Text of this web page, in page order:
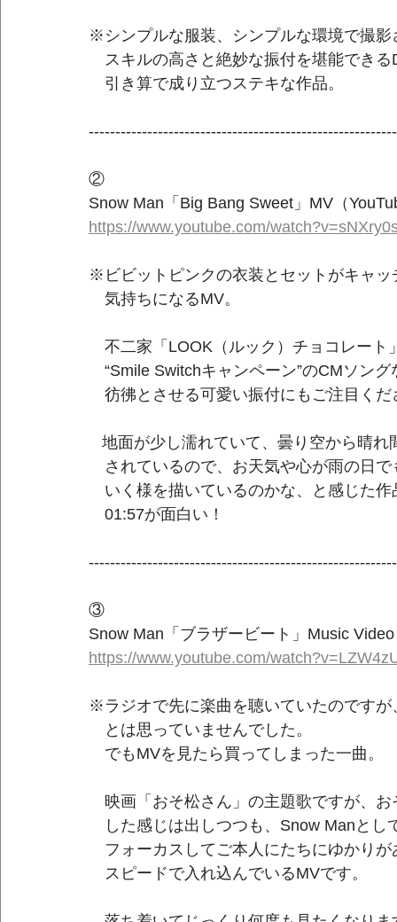
※シンプルな服装、シンプルな環境で撮影
スキルの高さと絶妙な振付を堪能できる
引き算で成り立つステキな作品。
②
Snow Man「Big Bang Sweet」MV（
https://www.youtube.com/
※ビビットピンクの衣装とセットがキャッ
気持ちになるMV。
不二家「LOOK（ルック）チョコレート
“Smile Switchキャンペーン”のCMソン
彷彿とさせる可愛い振付にもご注目くだ
地面が少し濡れていて、曇り空から晴
されているので、お天気や心が雨の日で
いく様を描いているのかな、と感じた作
01:57が面白い！
③
Snow Man「ブラザービート」Music Video
https://www.youtube.com/
※ラジオで先に楽曲を聴いていたのですが
とは思っていませんでした。
でもMVを見たら買ってしまった一曲。
映画「おそ松さん」の主題歌ですが、お
した感じは出しつつも、Snow Manとし
フォーカスしてご本人にたちにゆかりが
スピードで入れ込んでいるMVです。